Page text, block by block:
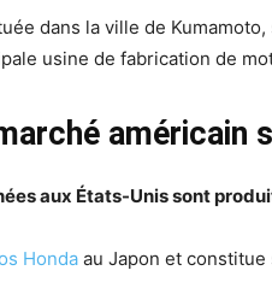
dans la ville de
usine de fabrication de
aux États-Unis sont
Honda au Japon et